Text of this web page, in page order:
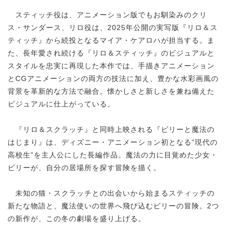
スティッチ役は、アニメーション版でもお馴染みのクリ
ス・サンダース、リロ役は、2025年公開の実写版『リロ＆ス
ティッチ』から続投となるマイア・ケアロハが担当する。ま
た、長年愛され続ける『リロ＆スティッチ』のビジュアルと
スタイルを忠実に再現した本作では、手描きアニメーション
とCGアニメーションの両方の技法に加え、豊かな水彩画風の
背景を革新的な方法で融合。懐かしさと新しさを兼ね備えた
ビジュアルに仕上がっている。
『リロ＆スクラッチ』と同時上映される『ビリーと魔法の
はじまり』は、ディズニー・アニメーション初となる“現代の
高校生”を主人公にした長編作品。魔法の力に目覚めた少女・
ビリーが、自分の居場所を探す冒険を描く。
未知の猫・スクラッチとの出会いから始まるスティッチの
新たな物語と、魔法使いの世界へ飛び込むビリーの冒険。2つ
の新作が、この冬の劇場を盛り上げる。